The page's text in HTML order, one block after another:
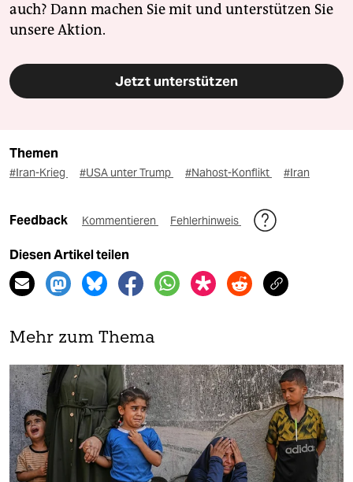
auch? Dann machen Sie mit und unterstützen Sie
unsere Aktion.
Jetzt unterstützen
Themen
#Iran-Krieg #USA unter Trump #Nahost-Konflikt #Iran
Feedback Kommentieren Fehlerhinweis
Diesen Artikel teilen
Mehr zum Thema